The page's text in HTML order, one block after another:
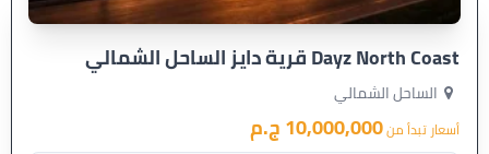
Dayz North Coast قرية دايز الساحل الشمالي
الساحل الشمالي
أسعار تبدأ من10,000,000 ج.م